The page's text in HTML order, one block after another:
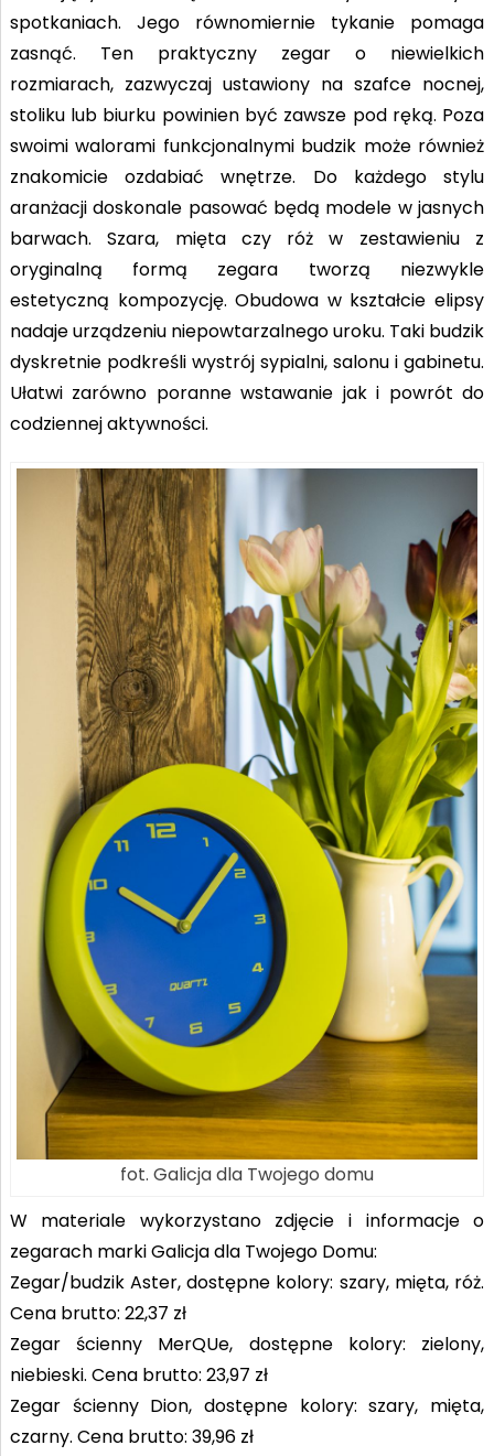
spotkaniach. Jego równomiernie tykanie pomaga
zasnąć. Ten praktyczny zegar o niewielkich
rozmiarach, zazwyczaj ustawiony na szafce nocnej,
stoliku lub biurku powinien być zawsze pod ręką. Poza
swoimi walorami funkcjonalnymi budzik może również
znakomicie ozdabiać wnętrze. Do każdego stylu
aranżacji doskonale pasować będą modele w jasnych
barwach. Szara, mięta czy róż w zestawieniu z
oryginalną formą zegara tworzą niezwykle
estetyczną kompozycję. Obudowa w kształcie elipsy
nadaje urządzeniu niepowtarzalnego uroku. Taki budzik
dyskretnie podkreśli wystrój sypialni, salonu i gabinetu.
Ułatwi zarówno poranne wstawanie jak i powrót do
codziennej aktywności.
fot. Galicja dla Twojego domu
W materiale wykorzystano zdjęcie i informacje o
zegarach marki Galicja dla Twojego Domu:
Zegar/budzik Aster, dostępne kolory: szary, mięta, róż.
Cena brutto: 22,37 zł
Zegar ścienny MerQUe, dostępne kolory: zielony,
niebieski. Cena brutto: 23,97 zł
Zegar ścienny Dion, dostępne kolory: szary, mięta,
czarny. Cena brutto: 39,96 zł